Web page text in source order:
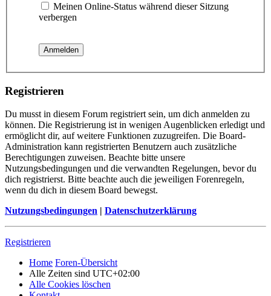
Meinen Online-Status während dieser Sitzung
verbergen
Registrieren
Du musst in diesem Forum registriert sein, um dich anmelden zu
können. Die Registrierung ist in wenigen Augenblicken erledigt und
ermöglicht dir, auf weitere Funktionen zuzugreifen. Die Board-
Administration kann registrierten Benutzern auch zusätzliche
Berechtigungen zuweisen. Beachte bitte unsere
Nutzungsbedingungen und die verwandten Regelungen, bevor du
dich registrierst. Bitte beachte auch die jeweiligen Forenregeln,
wenn du dich in diesem Board bewegst.
Nutzungsbedingungen | Datenschutzerklärung
Registrieren
Home Foren-Übersicht
Alle Zeiten sind UTC+02:00
Alle Cookies löschen